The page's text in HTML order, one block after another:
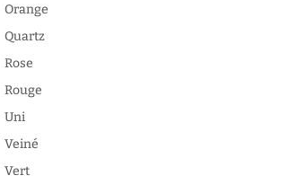
Orange
Quartz
Rose
Rouge
Uni
Veiné
Vert